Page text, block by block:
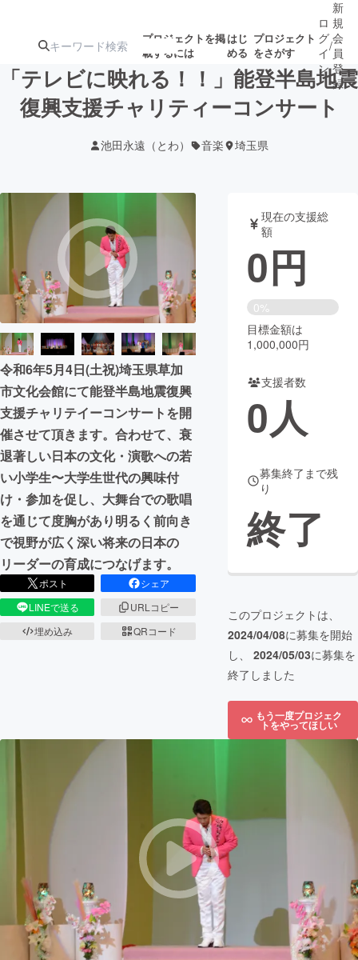
プロジェクトを掲
載するには
はじ
める
プロジェクト
をさがす
注目のリ
ターン
注目の新着プロ
ジェクト
募集終了が近いプ
ロジェクト
音楽
テクノロジー・ガジェット ゲーム・サ
映像・映画 書籍・雑誌
ビジネス・起業 チャレンジ
まちづくり・地域活性化
CAMPFIRE for Social Good
CAMPFIRE Creation
CAMPFIREふるさと納税machi-ya
ロ
グ
イ
ン
/
新
規
会
員
登
録
「テレビに映れる！！」能登半島地震
復興支援チャリティーコンサート
池田永遠（とわ） 音楽 埼玉県
令和6年5月4日(土祝)埼玉県草加
市文化会館にて能登半島地震復興
支援チャリテイーコンサートを開
催させて頂きます。合わせて、衰
退著しい日本の文化・演歌への若
い小学生〜大学生世代の興味付
け・参加を促し、大舞台での歌唱
を通じて度胸があり明るく前向き
で視野が広く深い将来の日本の
リーダーの育成につなげます。
ポスト
シェア
LINEで送る
URLコピー
埋め込み
QRコード
現在の支援総
額
0円
0%
目標金額は
1,000,000円
支援者数
0人
募集終了まで残
り
終了
このプロジェクトは、
2024/04/08に募集を開始
し、 2024/05/03に募集を
終了しました
もう一度プロジェク
トをやってほしい